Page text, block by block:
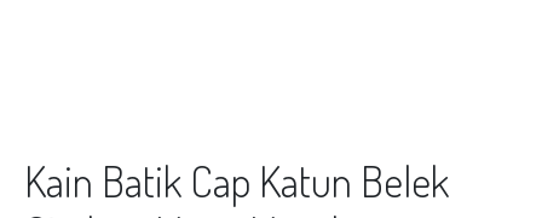
Kain Batik Cap Katun Belek